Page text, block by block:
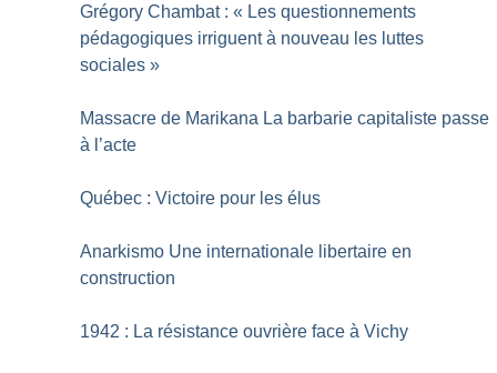
Grégory Chambat : « Les questionnements
pédagogiques irriguent à nouveau les luttes
sociales »
Massacre de Marikana La barbarie capitaliste passe
à l’acte
Québec : Victoire pour les élus
Anarkismo Une internationale libertaire en
construction
1942 : La résistance ouvrière face à Vichy